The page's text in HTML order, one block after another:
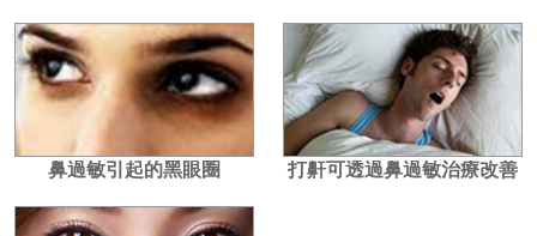
鼻過敏引起的黑眼圈 打鼾可透過鼻過敏治療改善